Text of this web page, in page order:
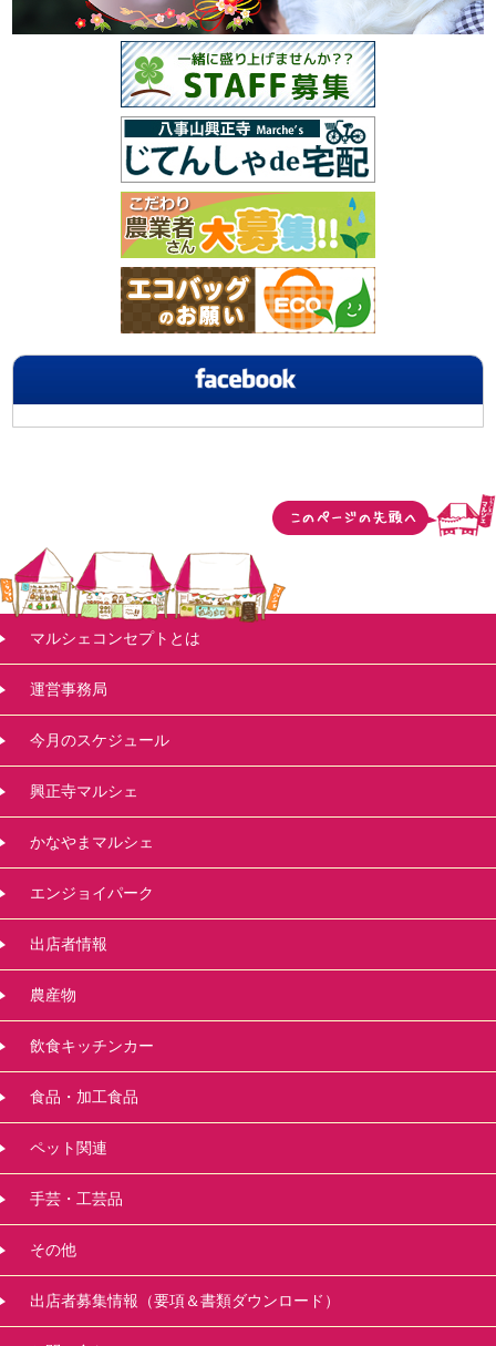
マルシェコンセプトとは
運営事務局
今月のスケジュール
興正寺マルシェ
かなやまマルシェ
エンジョイパーク
出店者情報
農産物
飲食キッチンカー
食品・加工食品
ペット関連
手芸・工芸品
その他
出店者募集情報（要項＆書類ダウンロード）